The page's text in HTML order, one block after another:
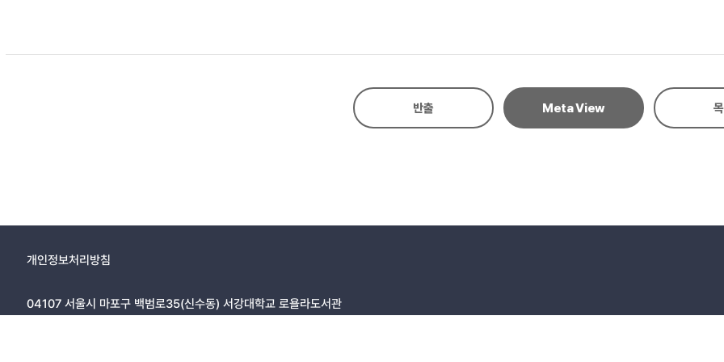
반출 Meta View
개인정보처리방침
04107 서울시 마포구 백범로35(신수동) 서강대학교 로욜라도서관